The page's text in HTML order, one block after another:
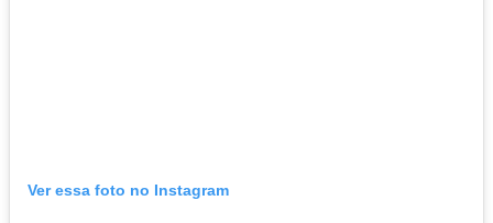
Ver essa foto no Instagram